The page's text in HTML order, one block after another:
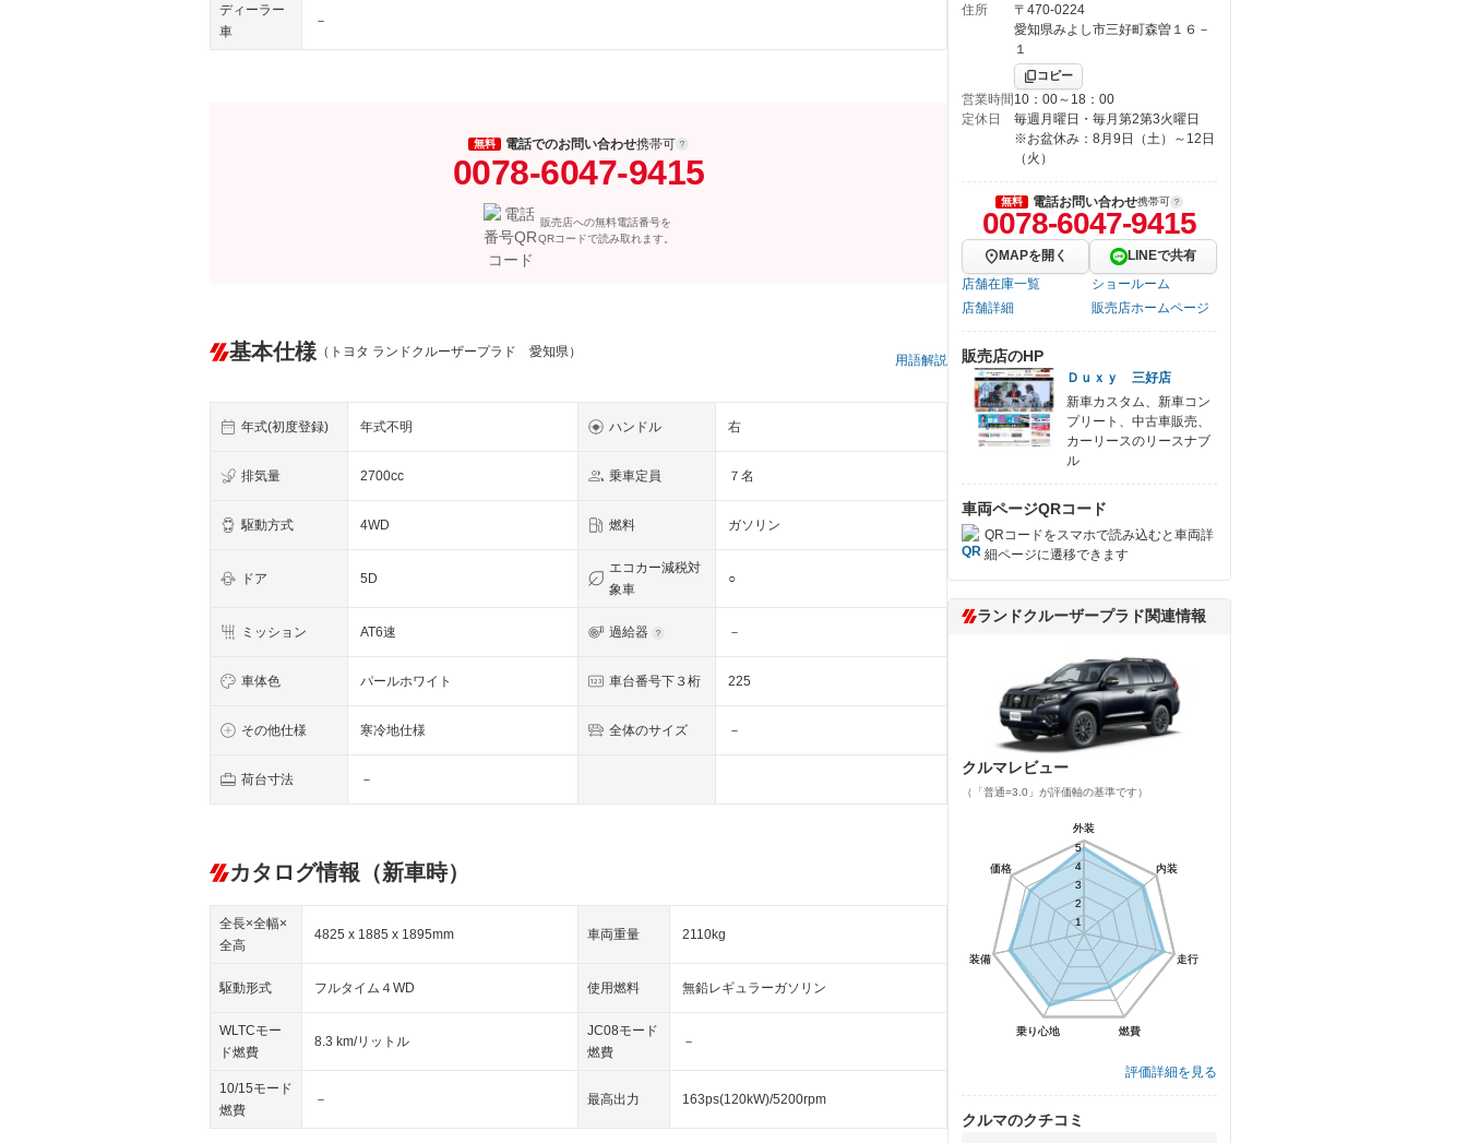
ディーラー
車
－
無料 電話でのお問い合わせ携帯可
0078-6047-9415
販売店への無料電話番号を
QRコードで読み取れます。
基本仕様 （トヨタ ランドクルーザープラド 愛知県）
用語解説
年式(初度登録) 年式不明 ハンドル 右
排気量 2700cc 乗車定員 ７名
駆動方式 4WD 燃料 ガソリン
ドア 5D
エコカー減税対
象車
○
ミッション AT6速 過給器 －
車体色 パールホワイト 車台番号下３桁 225
その他仕様 寒冷地仕様 全体のサイズ －
荷台寸法 －
カタログ情報（新車時）
全長×全幅×
全高
4825 x 1885 x 1895mm 車両重量 2110kg
駆動形式 フルタイム４WD 使用燃料 無鉛レギュラーガソリン
WLTCモー
ド燃費
8.3 km/リットル
JC08モード
燃費
－
10/15モード
燃費
－ 最高出力 163ps(120kW)/5200rpm
住所
〒470-0224
愛知県みよし市三好町森曽１６－
１
コピー
営業時間10：00～18：00
定休日
毎週月曜日・毎月第2第3火曜日
※お盆休み：8月9日（土）～12日
（火）
無料 電話お問い合わせ携帯可
0078-6047-9415
MAPを開く
LINEで共有
店舗在庫一覧
ショールーム
店舗詳細
販売店ホームページ
販売店のHP
Ｄｕｘｙ 三好店
新車カスタム、新車コン
プリート、中古車販売、
カーリースのリースナブ
ル
車両ページQRコード
QRコードをスマホで読み込むと車両詳
細ページに遷移できます
ランドクルーザープラド関連情報
クルマレビュー
（「普通=3.0」が評価軸の基準です）
外装
内装
走行
燃費
乗り心地
装備
価格
1
2
3
4
5
外装
内装
走行
燃費
乗り心地
装備
価格
1
2
3
4
5
評価詳細を見る
クルマのクチコミ